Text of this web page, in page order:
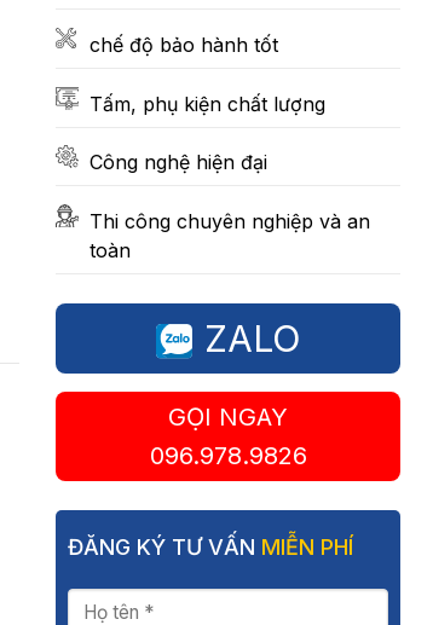
chế độ bảo hành tốt
Tấm, phụ kiện chất lượng
Công nghệ hiện đại
Thi công chuyên nghiệp và an
toàn
ZALO
GỌI NGAY
096.978.9826
ĐĂNG KÝ TƯ VẤN MIỄN PHÍ